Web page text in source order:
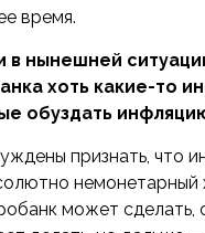
время.
в нынешней
хоть какие-то
обуздать
признать, что
немонетарный
может сделать,